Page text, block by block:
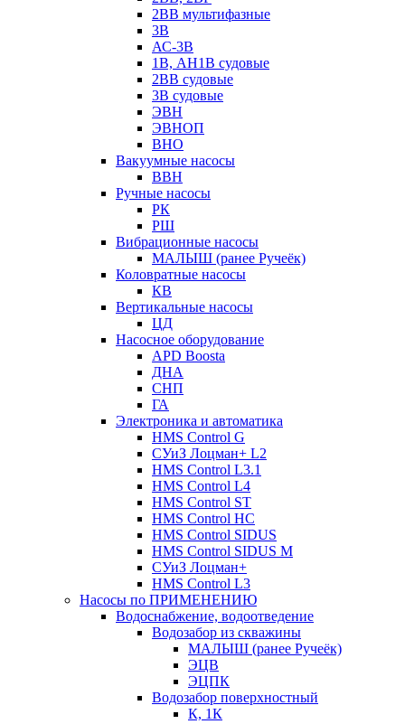
2ВВ мультифазные
3В
АС-3В
1В, АН1В судовые
2ВВ судовые
3В судовые
ЭВН
ЭВНОП
ВНО
Вакуумные насосы
ВВН
Ручные насосы
РК
РШ
Вибрационные насосы
МАЛЫШ (ранее Ручеёк)
Коловратные насосы
КВ
Вертикальные насосы
ЦД
Насосное оборудование
APD Boosta
ДНА
СНП
ГА
Электроника и автоматика
HMS Control G
СУиЗ Лоцман+ L2
HMS Control L3.1
HMS Control L4
HMS Control ST
HMS Control HC
HMS Control SIDUS
HMS Control SIDUS M
СУиЗ Лоцман+
HMS Control L3
Насосы по ПРИМЕНЕНИЮ
Водоснабжение, водоотведение
Водозабор из скважины
МАЛЫШ (ранее Ручеёк)
ЭЦВ
ЭЦПК
Водозабор поверхностный
К, 1К